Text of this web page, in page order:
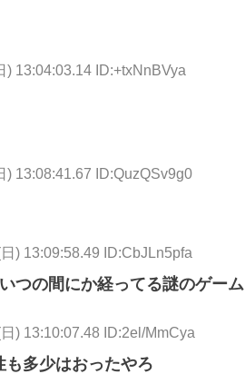
) 13:04:03.14 ID:+txNnBVya
) 13:08:41.67 ID:QuzQSv9g0
) 13:09:58.49 ID:CbJLn5pfa
つの間にか経ってる謎のゲーム
) 13:10:07.48 ID:2el/MmCya
多少はおったやろ